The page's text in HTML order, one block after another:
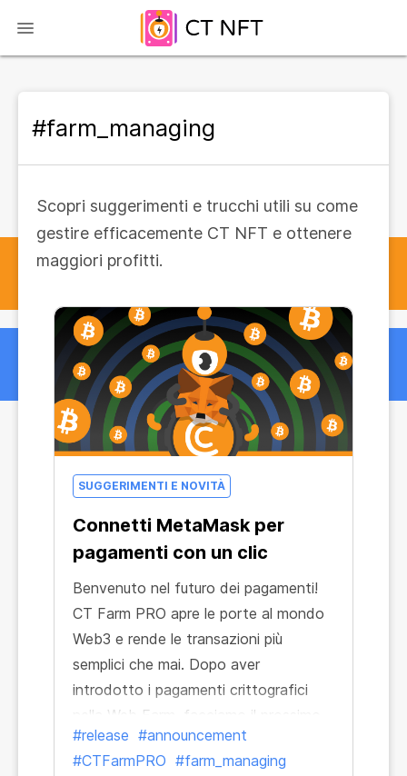
#farm_managing
Scopri suggerimenti e trucchi utili su come
gestire efficacemente CT NFT e ottenere
maggiori profitti.
SUGGERIMENTI E NOVITÀ
Connetti MetaMask per
pagamenti con un clic
Benvenuto nel futuro dei pagamenti!
CT Farm PRO apre le porte al mondo
Web3 e rende le transazioni più
semplici che mai. Dopo aver
introdotto i pagamenti crittografici
nella Web Farm, facciamo il prossimo
passo e ti offriamo più strumenti
forniti dalle tecnologie blockchain.
#release #announcement
#CTFarmPRO #farm_managing